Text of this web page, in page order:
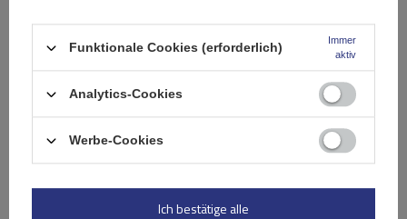
Ihre Bewertung schreiben
Ihre Note:
Inhalt Ihrer Bewertung
Funktionale Cookies (erforderlich)
Immer
aktiv
Analytics-Cookies
Werbe-Cookies
Ich bestätige alle